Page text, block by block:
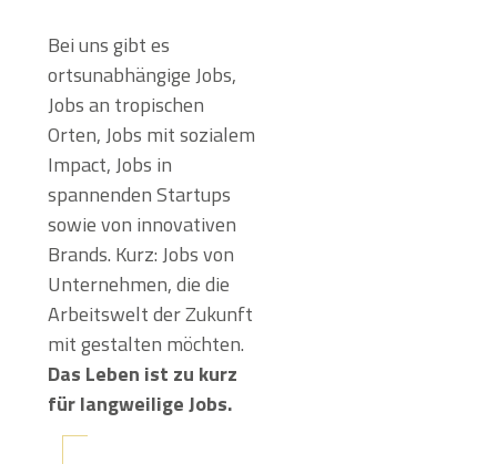
Bei uns gibt es
ortsunabhängige Jobs,
Jobs an tropischen
Orten, Jobs mit sozialem
Impact, Jobs in
spannenden Startups
sowie von innovativen
Brands. Kurz: Jobs von
Unternehmen, die die
Arbeitswelt der Zukunft
mit gestalten möchten.
Das Leben ist zu kurz
für langweilige Jobs.